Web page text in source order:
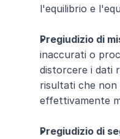
l'equilibrio e
Pregiudizio di
inaccurati o
distorcere i dati
risultati che
effettivamente
Pregiudizio di